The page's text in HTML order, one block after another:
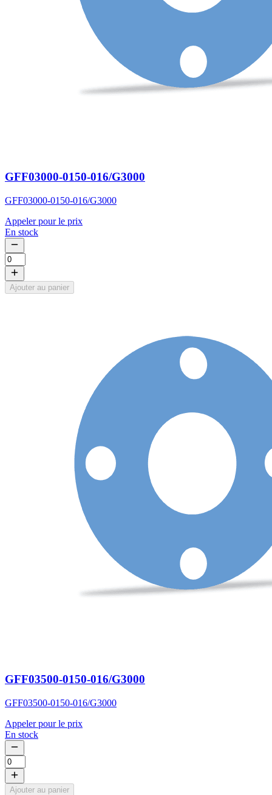
GFF03000-0150-016/G3000
GFF03000-0150-016/G3000
Appeler pour le prix
En stock
Ajouter au panier
GFF03500-0150-016/G3000
GFF03500-0150-016/G3000
Appeler pour le prix
En stock
Ajouter au panier